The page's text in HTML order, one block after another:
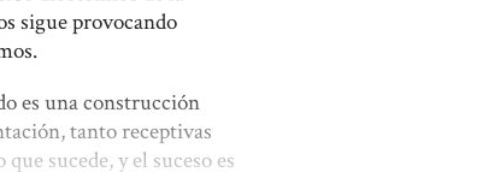
sigue provocando
es una construcción
tanto receptivas
sucede, y el suceso es